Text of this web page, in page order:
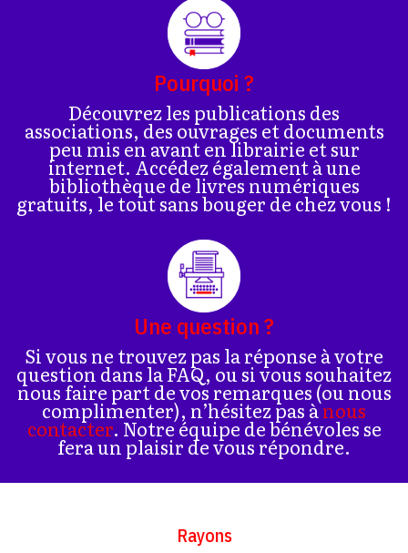
Pourquoi ?
Découvrez les publications des
associations, des ouvrages et documents
peu mis en avant en librairie et sur
internet. Accédez également à une
bibliothèque de livres numériques
gratuits, le tout sans bouger de chez vous !
Une question ?
Si vous ne trouvez pas la réponse à votre
question dans la FAQ, ou si vous souhaitez
nous faire part de vos remarques (ou nous
complimenter), n’hésitez pas ànous
contacter. Notre équipe de bénévoles se
fera un plaisir de vous répondre.
Rayons